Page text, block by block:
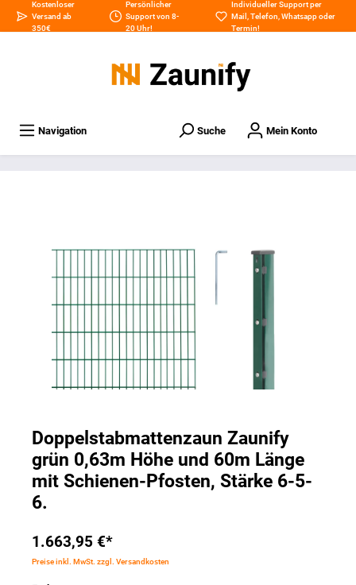
Kostenloser
Versand ab
350€
Persönlicher
Support von 8-
20 Uhr!
Individueller Support per
Mail,Telefon,Whatsappoder
Termin!
Navigation Suche Mein Konto
Doppelstabmattenzaun Zaunify
grün 0,63m Höhe und 60m Länge
mit Schienen-Pfosten, Stärke 6-5-
6.
1.663,95 €*
Preise inkl. MwSt. zzgl. Versandkosten